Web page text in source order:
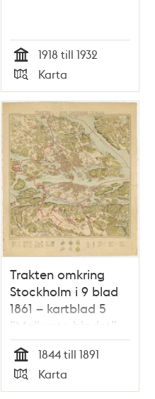
Tid
1918 till 1932
Typ
Karta
Trakten omkring
Stockholm i 9 blad
1861 – kartblad 5
”Mellersta bladet”,
översett 1891
Tid
1844 till 1891
Typ
Karta